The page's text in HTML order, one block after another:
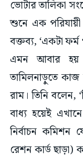
ভোটার তালিকা
শুনে এক
বক্তব্য, ‘একটা
এমন আবার হয়
তামিলনাড়ুতে
রাম। তিনি বলেন,
বাধ্য হয়েই
নির্বাচন কমিশন
রেশন কার্ড ছাড়া)